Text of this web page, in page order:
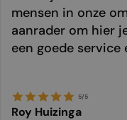
mensen in onze
aanrader om hier
een goede service
5/5
Roy Huizinga